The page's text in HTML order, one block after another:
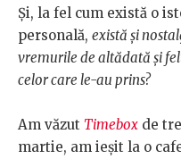
Și, la fel cum există o
personală, există și
vremurile de altădată și
celor care le-au prins?
Am văzut Timebox de
martie, am ieșit la o